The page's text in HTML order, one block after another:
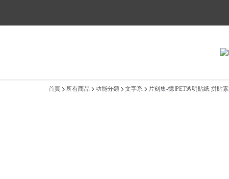
首頁 所有商品 功能分類 文字系 片刻集-憶∣PET透明貼紙 拼貼